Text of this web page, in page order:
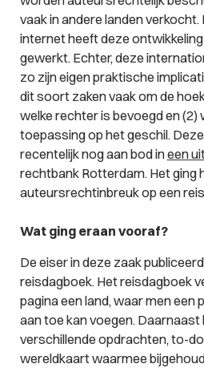
vaak in andere landen
internet heeft deze
gewerkt. Echter, deze
zo zijn eigen praktische
dit soort zaken vaak om de
welke rechter is bevoegd en (2)
toepassing op het geschil.
recentelijk nog aan bod ineen
rechtbank Rotterdam. Het ging
auteursrechtinbreuk op een
Wat ging eraan vooraf?
De eiser in deze zaak
reisdagboek. Het reisdagboek
pagina een land, waar men een
aan toe kan voegen.
verschillende opdrachten, to-
wereldkaart waarmee